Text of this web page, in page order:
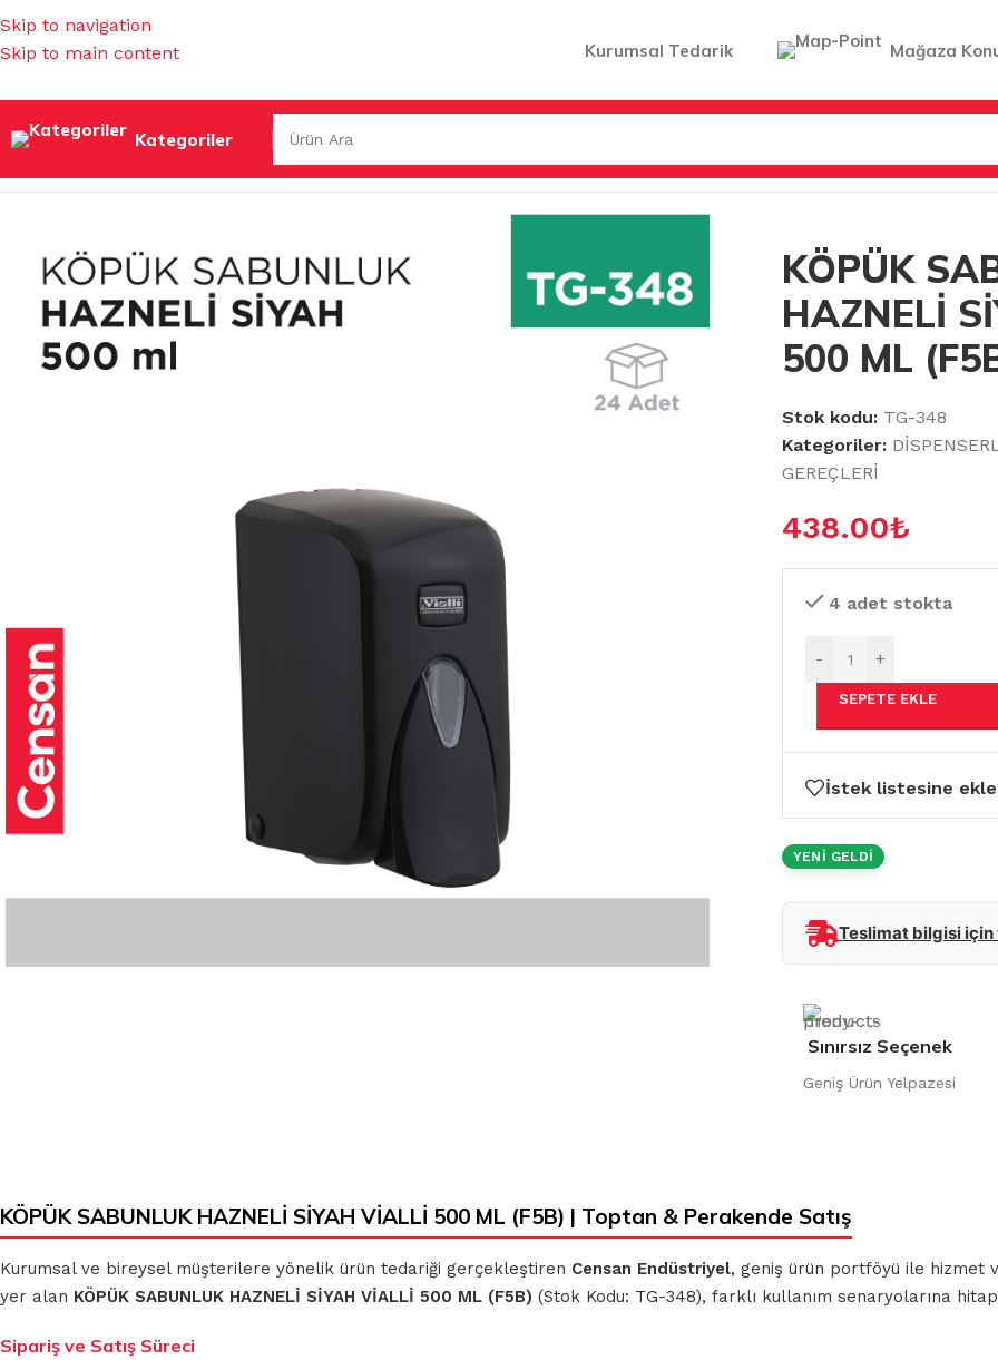
Skip to navigation
Skip to main content
Kurumsal Tedarik Mağaza
Kategoriler
TEMİZLİK GEREÇLERİ/DİSPENSERLER/KÖPÜK SABUNLUKLAR/KÖPÜK SABUNLUK HAZNELİ SİYAH
KÖPÜK
HAZNELİ
500 ML
Stok kodu: TG-348
Kategoriler:
GEREÇLERİ
438.00₺
4 adet stokta
- +
SEPETE EKLE
İstek listesine ekle
YENİ GELDİ
Teslimat bilgisi için
Sınırsız Seçenek
Geniş Ürün Yelpazesi
KÖPÜK SABUNLUK HAZNELİ SİYAH VİALLİ 500 ML (F5B) | Toptan & Perakende Satış
Kurumsal ve bireysel müşterilere yönelik ürün tedariği gerçekleştiren Censan Endüstriyel, geniş ürün portföyü ile hizmet
yer alan KÖPÜK SABUNLUK HAZNELİ SİYAH VİALLİ 500 ML (F5B) (Stok Kodu: TG-348), farklı kullanım senaryolarına
Sipariş ve Satış Süreci